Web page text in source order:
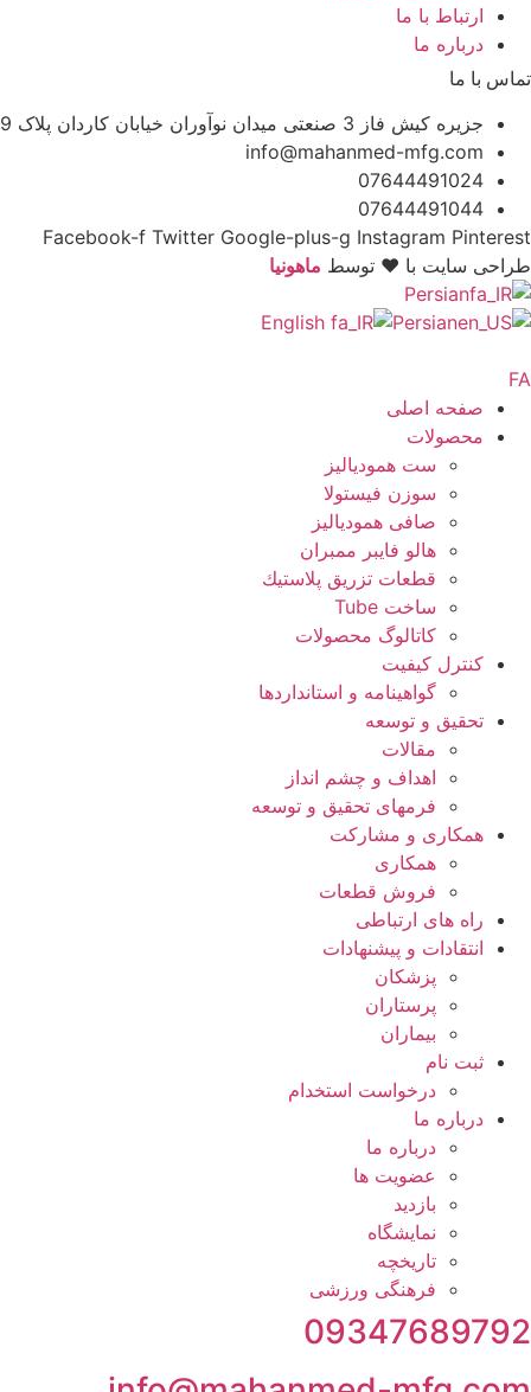
ارتباط با ما
درباره ما
تماس با ما
جزیره کیش فاز 3 صنعتی میدان نوآوران خیابان کاردان پلاک 9
info@mahanmed-mfg.com
07644491024
07644491044
Facebook-f Twitter Google-plus-g Instagram Pinterest
طراحی سایت با ♥️ توسط ماهونیا
Persian
English
Persian
صفحه اصلی
محصولات
ست همودیالیز
سوزن فیستولا
صافی همودیالیز
هالو فایبر ممبران
قطعات تزريق پلاستيك
ساخت Tube
کاتالوگ محصولات
کنترل کیفیت
گواهينامه و استانداردها
تحقيق و توسعه
مقالات
اهداف و چشم انداز
فرمهای تحقیق و توسعه
همکاری و مشارکت
همکاری
فروش قطعات
راه های ارتباطی
انتقادات و پيشنهادات
پزشكان
پرستاران
بيماران
ثبت نام
درخواست استخدام
درباره ما
درباره ما
عضویت ها
بازدید
نمایشگاه
تاريخچه
فرهنگی ورزشی
09347689792